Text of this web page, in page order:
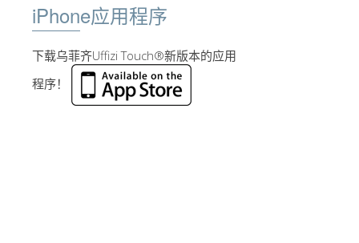
iPhone应用程序
下载乌菲齐Uffizi Touch®新版本的应用
程序！